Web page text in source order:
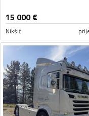
15 000€
Nikšić